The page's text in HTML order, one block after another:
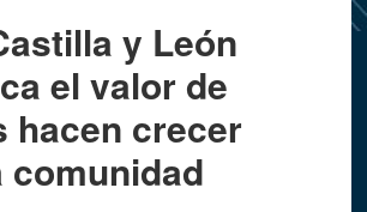
y León
el valor de
hacen crecer
comunidad